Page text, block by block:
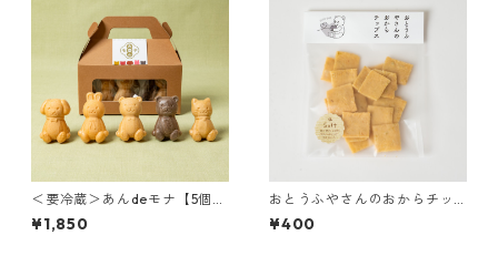
＜要冷蔵＞あんdeモナ【5個セ
ット】
¥1,850
おとうふやさんのおからチッ
プス【塩】
¥400